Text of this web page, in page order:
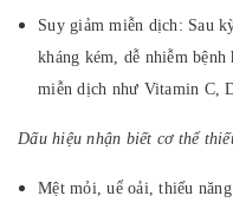
Suy giảm miễn dịch: Sau
kháng kém, dễ nhiễm
miễn dịch như Vitamin C,
Dấu hiệu nhận biết cơ thể
Mệt mỏi, uể oải, thiếu